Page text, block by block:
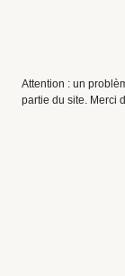
Attention : un
partie du site. Merci